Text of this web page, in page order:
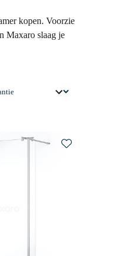
kopen. Voorzie
Maxaro slaag je